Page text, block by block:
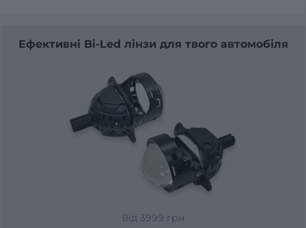
Ефективні Bi-Led лінзи для твого автомобіля
Від 3999 грн